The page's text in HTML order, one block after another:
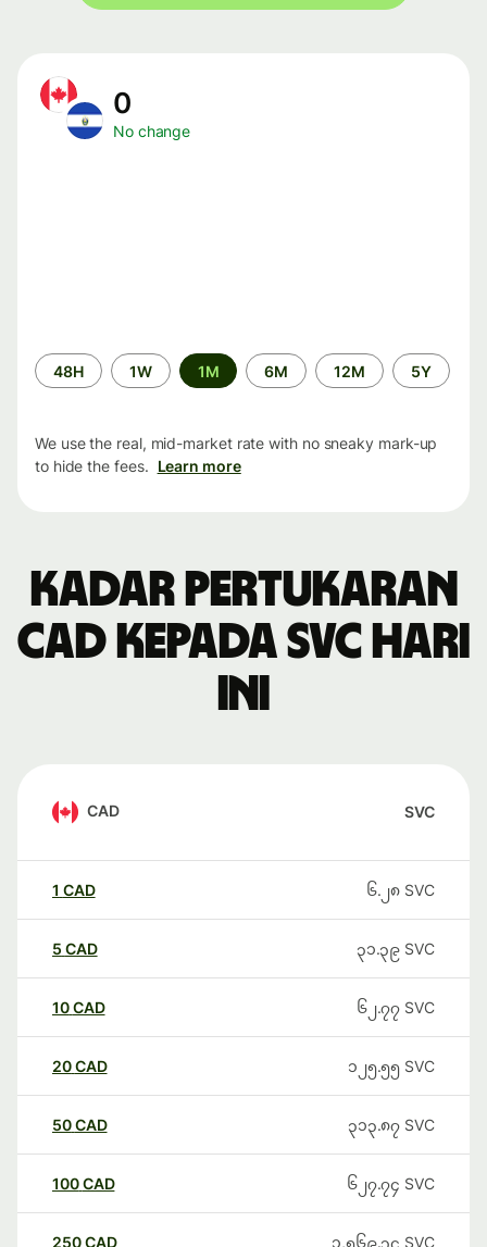
0
No change
Time
period
48H 1W 1M 6M 12M 5Y
We use the real, mid-market rate with no sneaky mark-up
to hide the fees. Learn more
Kadar pertukaran
CAD kepada SVC hari
ini
CAD SVC
1 CAD ၆.၂၈ SVC
5 CAD ၃၁.၃၉ SVC
10CAD ၆၂.၇၇ SVC
20CAD ၁၂၅.၅၅ SVC
50CAD ၃၁၃.၈၇ SVC
100CAD ၆၂၇.၇၄ SVC
250CAD ၁,၅၆၉.၃၄ SVC